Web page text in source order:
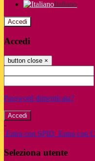
Italiano
Accedi
Accedi
button close ×
Password dimenticata?
-
Entra con SPID Entra con
Seleziona utente